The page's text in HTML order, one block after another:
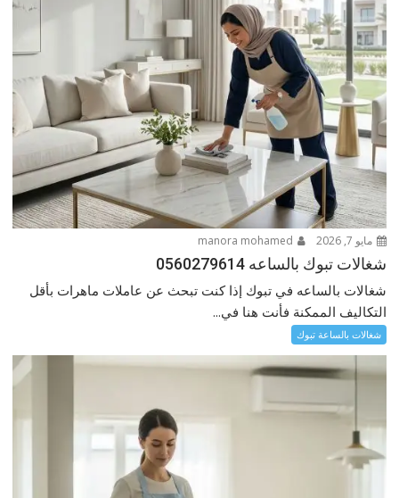
مايو 7, 2026
شغالات تبوك بالساعه 0560279614
شغالات بالساعه في تبوك إذا كنت تبحث عن عاملات ماهرات بأقل
التكاليف الممكنة فأنت هنا في...
شغالات بالساعة تبوك